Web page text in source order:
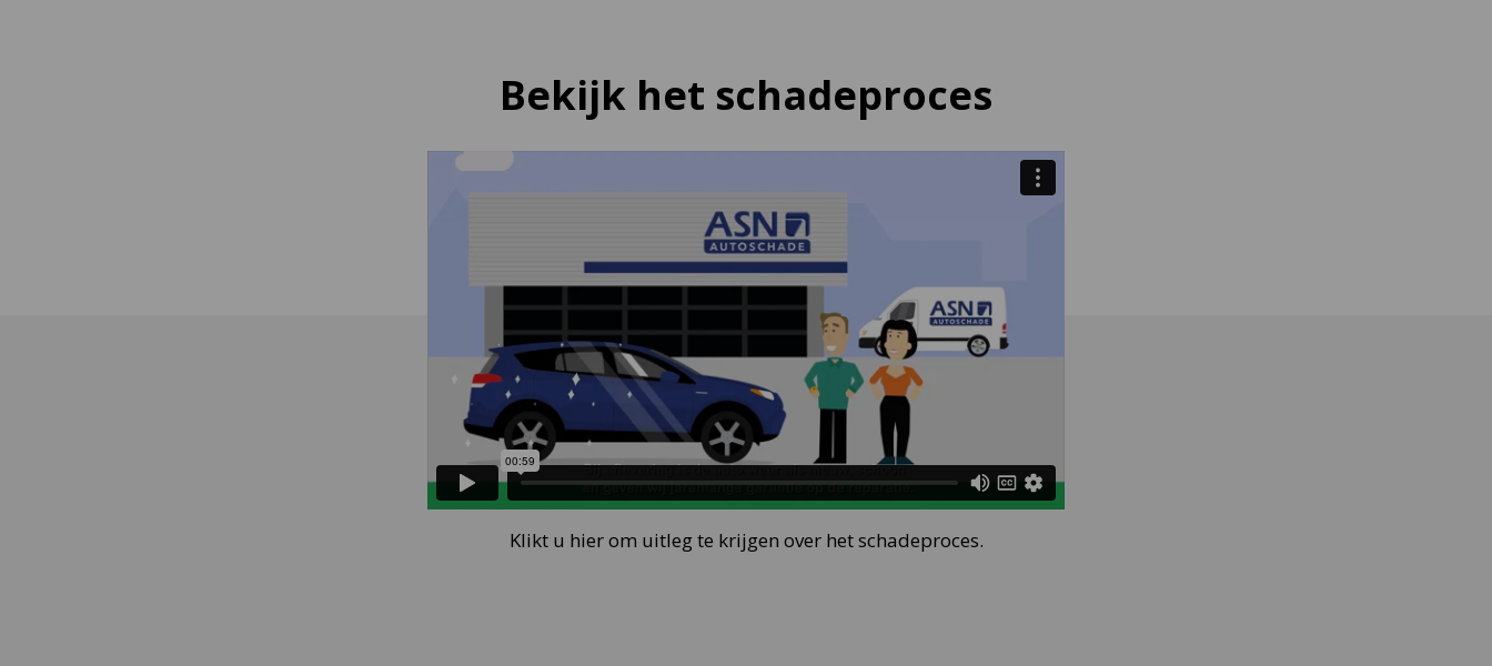
Bekijk het schadeproces
Klikt u hier om uitleg te krijgen over het schadeproces.